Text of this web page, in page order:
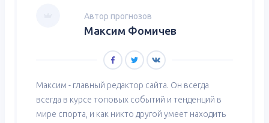
Автор прогнозов
Максим Фомичев
Максим - главный редактор сайта. Он всегда
всегда в курсе топовых событий и тенденций в
мире спорта, и как никто другой умеет находить